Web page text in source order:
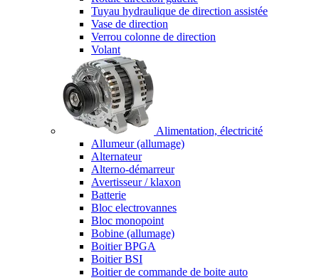
Tuyau hydraulique de direction assistée
Vase de direction
Verrou colonne de direction
Volant
Alimentation, électricité
Allumeur (allumage)
Alternateur
Alterno-démarreur
Avertisseur / klaxon
Batterie
Bloc electrovannes
Bloc monopoint
Bobine (allumage)
Boitier BPGA
Boitier BSI
Boitier de commande de boite auto